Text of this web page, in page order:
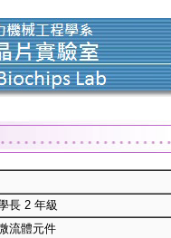
長 2 年級
流體元件